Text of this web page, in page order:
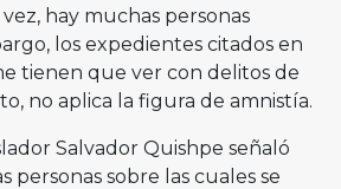
hay muchas personas
los expedientes citados en
tienen que ver con delitos de
no aplica la figura de amnistía.
Salvador Quishpe señaló
personas sobre las cuales se